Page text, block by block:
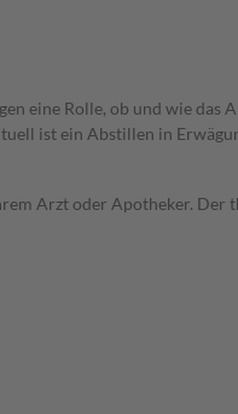
eine Rolle, ob und wie
ist ein Abstillen in
Arzt oder Apotheker. Der